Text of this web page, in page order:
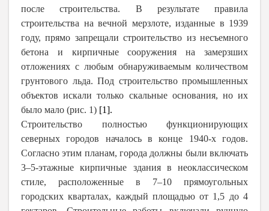
после строительства. В результате правила
строительства на вечной мерзлоте, изданные в 1939
году, прямо запрещали строительство из несъемного
бетона и кирпичные сооружения на замерзших
отложениях с любым обнаруживаемым количеством
грунтового льда. Под строительство промышленных
объектов искали только скальные основания, но их
было мало (рис. 1) [1].
Строительство полностью функционирующих
северных городов началось в конце 1940-х годов.
Согласно этим планам, города должны были включать
3–5-этажные кирпичные здания в неоклассическом
стиле, расположенные в 7–10 прямоугольных
городских кварталах, каждый площадью от 1,5 до 4